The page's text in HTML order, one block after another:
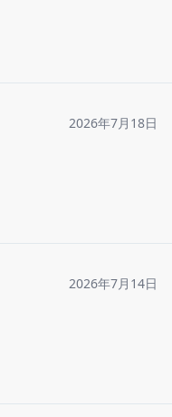
2026年7月18日
2026年7月14日